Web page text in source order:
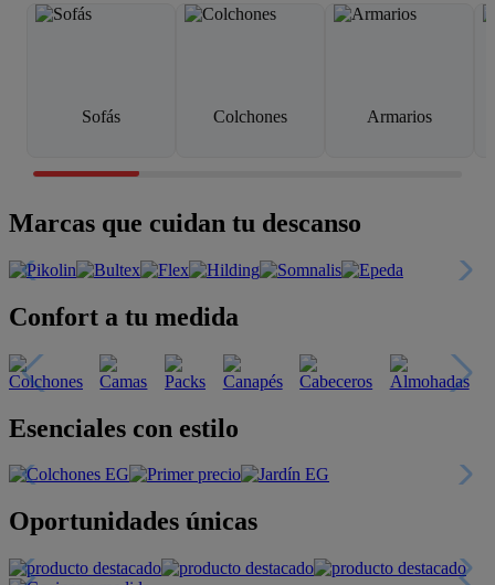
Sofás Colchones Armarios
Marcas que cuidan tu descanso
Confort a tu medida
Esenciales con estilo
Oportunidades únicas